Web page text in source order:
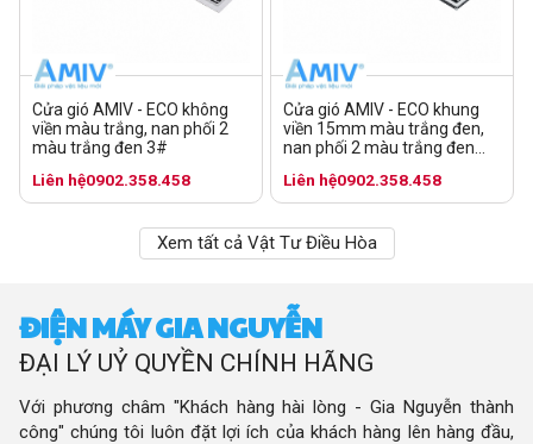
Cửa gió AMIV - ECO không
viền màu trắng, nan phối 2
màu trắng đen 3#
Liên hệ0902.358.458
Cửa gió AMIV - ECO khung
viền 15mm màu trắng đen,
nan phối 2 màu trắng đen
Liên hệ0902.358.458
Xem tất cả Vật Tư Điều Hòa
ĐIỆN MÁY GIA NGUYỄN
ĐẠI LÝ UỶ QUYỀN CHÍNH HÃNG
Với phương châm "Khách hàng hài lòng - Gia Nguyễn thành
công" chúng tôi luôn đặt lợi ích của khách hàng lên hàng đầu,